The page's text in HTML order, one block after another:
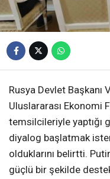
Rusya Devlet
Uluslararası Ekonomi
temsilcileriyle yaptığı
diyalog başlatmak
olduklarını belirtti.
güçlü bir şekilde